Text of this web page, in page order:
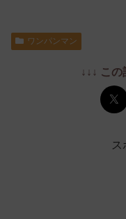
ワンパンマン
↓↓↓ こ